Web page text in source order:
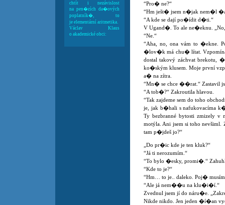
“Pro� ne?“
“Hm ješt� jsem n�jak nem�l
“A kde se dají po�ídit d�ti.“
V Ugand�. To ale ne�eknu.
“Ne.“
“Aha, no, ona vám to �ekne.
�lov�k má chu� lítat.
dostal takový záchvat brekotu,
ko�ským klusem. Moje první
a� na zítra.
“Mn� se chce ��rat.“ Zastavil
“A tob�?“ Zakroutila hlavou.
“Tak zajdeme sem do toho
je, jak b�hali s nafukovacíma
Ty bezbranné bytosti zmizely
motýla. Ani jsem si toho
tam p�jdeš jo?“
„Do pr�ic kde je ten kluk?“
“Já ti nerozumím.“
“To bylo �esky, promi�.“
“Kde to je?“
“Hm… to je.. daleko. Poj�
“Ale já nem��u na klu�i�í.“
Zvednul jsem jí do náru�e.
Nikde nikdo. Jen jeden �í�an
chtít i nezávislost
na pen�zích da�ových
poplatník�, to
je elementární aritmetika.
Václav Klaus
o akademické obci: